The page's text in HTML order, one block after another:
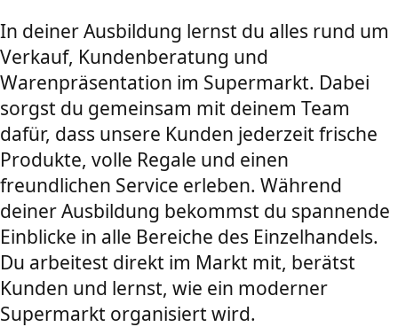
In deiner Ausbildung lernst du alles rund um
Verkauf, Kundenberatung und
Warenpräsentation im Supermarkt. Dabei
sorgst du gemeinsam mit deinem Team
dafür, dass unsere Kunden jederzeit frische
Produkte, volle Regale und einen
freundlichen Service erleben. Während
deiner Ausbildung bekommst du spannende
Einblicke in alle Bereiche des Einzelhandels.
Du arbeitest direkt im Markt mit, berätst
Kunden und lernst, wie ein moderner
Supermarkt organisiert wird.